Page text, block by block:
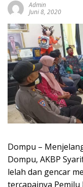
Admin
Juni 8, 2020
Dompu –
Dompu, AKBP
lelah dan gencar
tercapainya Pemilu